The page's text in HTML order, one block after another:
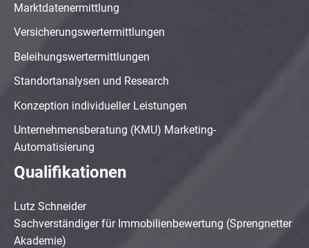
Marktdatenermittlung
Versicherungswertermittlungen
Beleihungswertermittlungen
Standortanalysen und Research
Konzeption individueller Leistungen
Unternehmensberatung (KMU) Marketing-
Automatisierung
Qualifikationen
Lutz Schneider
Sachverständiger für Immobilienbewertung (Sprengnetter
Akademie)